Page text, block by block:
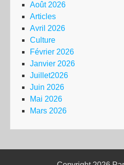
Août 2026
Articles
Avril 2026
Culture
Février 2026
Janvier 2026
Juillet2026
Juin 2026
Mai 2026
Mars 2026